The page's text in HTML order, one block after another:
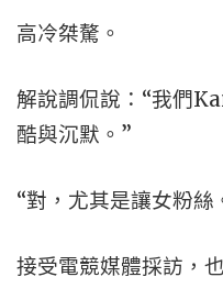
高冷桀驁。
解說調侃說：“我們
酷與沉默。”
“對，尤其是讓女粉絲
接受電競媒體採訪，